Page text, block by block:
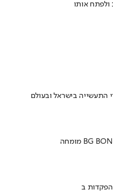
ולפתח אותו
התעשייה בישראל ובעולם